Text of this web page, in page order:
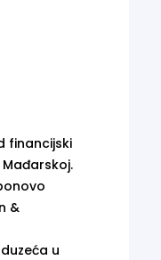
financijski
&
u